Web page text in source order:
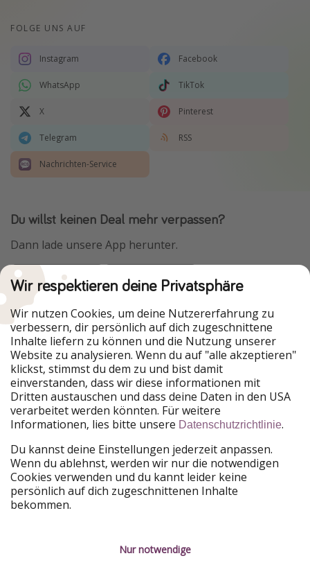
FOLGE UNS AUF
Instagram Facebook
WhatsApp TikTok
X Pinterest
Telegram RSS
Nachrichten-Service
Du willst keinen Deal mehr verpassen?
Dann lade unsere App herunter.
Urlaubspiraten ist Teil der HolidayPirates Group
Unsere Märkte
PiratinViaggio
HolidayPirates
VakantiePiraten
WakacyjniPiraci
VoyagesPirates
Ferienpiraten
Urlaubspiraten
ViajerosPiratas
TravelPirates
HolidayPirates Group
Lerne uns kennen
Über uns
Rechtliches
Wir respektieren deine Privatsphäre
Wir nutzen Cookies, um deine Nutzererfahrung zu
verbessern, dir persönlich auf dich zugeschnittene
Inhalte liefern zu können und die Nutzung unserer
Website zu analysieren. Wenn du auf "alle akzeptieren"
klickst, stimmst du dem zu und bist damit
einverstanden, dass wir diese informationen mit
Dritten austauschen und dass deine Daten in den USA
verarbeitet werden könnten. Für weitere
Informationen, lies bitte unsere Datenschutzrichtlinie.
Du kannst deine Einstellungen jederzeit anpassen.
Wenn du ablehnst, werden wir nur die notwendigen
Cookies verwenden und du kannt leider keine
persönlich auf dich zugeschnittenen Inhalte
bekommen.
Nur notwendige